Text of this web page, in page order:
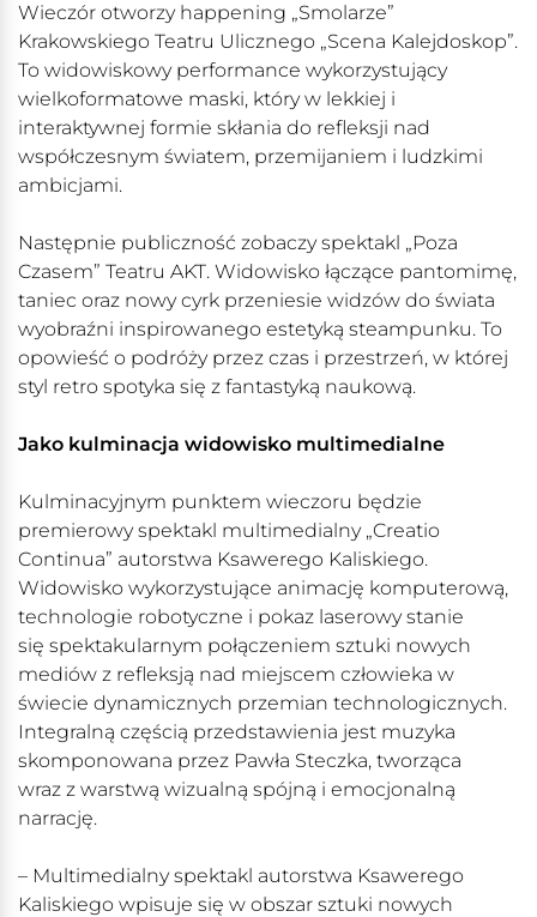
Wieczór otworzy happening „Smolarze”
Krakowskiego Teatru Ulicznego „Scena Kalejdoskop”.
To widowiskowy performance wykorzystujący
wielkoformatowe maski, który w lekkiej i
interaktywnej formie skłania do refleksji nad
współczesnym światem, przemijaniem i ludzkimi
ambicjami.
Następnie publiczność zobaczy spektakl „Poza
Czasem” Teatru AKT. Widowisko łączące pantomimę,
taniec oraz nowy cyrk przeniesie widzów do świata
wyobraźni inspirowanego estetyką steampunku. To
opowieść o podróży przez czas i przestrzeń, w której
styl retro spotyka się z fantastyką naukową.
Jako kulminacja widowisko multimedialne
Kulminacyjnym punktem wieczoru będzie
premierowy spektakl multimedialny „Creatio
Continua” autorstwa Ksawerego Kaliskiego.
Widowisko wykorzystujące animację komputerową,
technologie robotyczne i pokaz laserowy stanie
się spektakularnym połączeniem sztuki nowych
mediów z refleksją nad miejscem człowieka w
świecie dynamicznych przemian technologicznych.
Integralną częścią przedstawienia jest muzyka
skomponowana przez Pawła Steczka, tworząca
wraz z warstwą wizualną spójną i emocjonalną
narrację.
– Multimedialny spektakl autorstwa Ksawerego
Kaliskiego wpisuje się w obszar sztuki nowych